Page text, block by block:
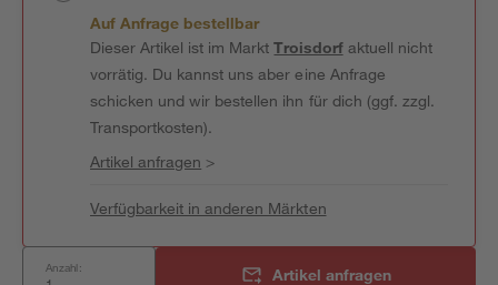
Auf Anfrage bestellbar
Dieser Artikel ist im MarktTroisdorfaktuell nicht
vorrätig. Du kannst uns aber eine Anfrage
schicken und wir bestellen ihn für dich (ggf. zzgl.
Transportkosten).
Artikel anfragen >
Verfügbarkeit in anderen Märkten
Anzahl: Artikel anfragen